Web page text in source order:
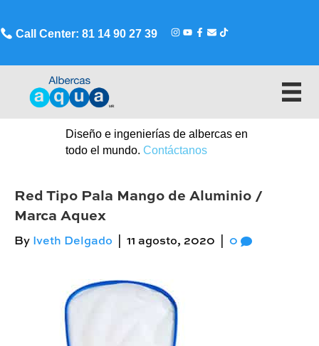
Call Center: 81 14 90 27 39
Diseño e ingenierías de albercas en
todo el mundo. Contáctanos
Red Tipo Pala Mango de Aluminio /
Marca Aquex
By Iveth Delgado 11 agosto, 2020 0